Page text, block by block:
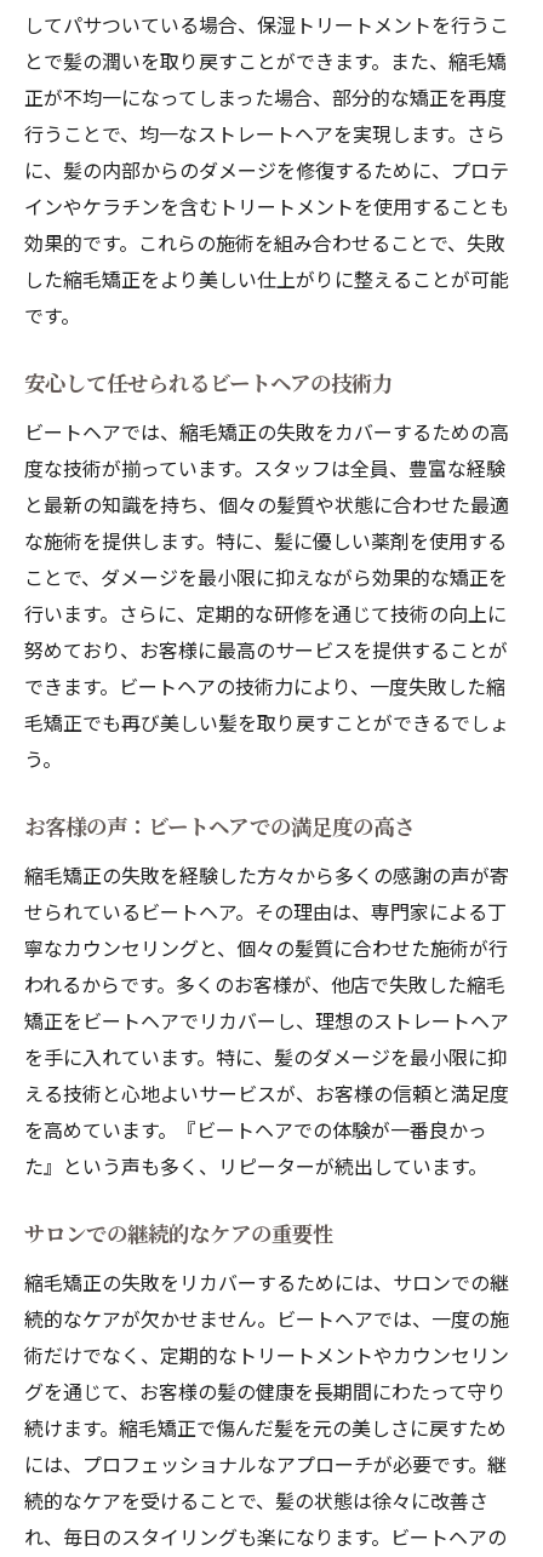
してパサついている場合、保湿トリートメントを行うこ
とで髪の潤いを取り戻すことができます。また、縮毛矯
正が不均一になってしまった場合、部分的な矯正を再度
行うことで、均一なストレートヘアを実現します。さら
に、髪の内部からのダメージを修復するために、プロテ
インやケラチンを含むトリートメントを使用することも
効果的です。これらの施術を組み合わせることで、失敗
した縮毛矯正をより美しい仕上がりに整えることが可能
です。
安心して任せられるビートヘアの技術力
ビートヘアでは、縮毛矯正の失敗をカバーするための高
度な技術が揃っています。スタッフは全員、豊富な経験
と最新の知識を持ち、個々の髪質や状態に合わせた最適
な施術を提供します。特に、髪に優しい薬剤を使用する
ことで、ダメージを最小限に抑えながら効果的な矯正を
行います。さらに、定期的な研修を通じて技術の向上に
努めており、お客様に最高のサービスを提供することが
できます。ビートヘアの技術力により、一度失敗した縮
毛矯正でも再び美しい髪を取り戻すことができるでしょ
う。
お客様の声：ビートヘアでの満足度の高さ
縮毛矯正の失敗を経験した方々から多くの感謝の声が寄
せられているビートヘア。その理由は、専門家による丁
寧なカウンセリングと、個々の髪質に合わせた施術が行
われるからです。多くのお客様が、他店で失敗した縮毛
矯正をビートヘアでリカバーし、理想のストレートヘア
を手に入れています。特に、髪のダメージを最小限に抑
える技術と心地よいサービスが、お客様の信頼と満足度
を高めています。『ビートヘアでの体験が一番良かっ
た』という声も多く、リピーターが続出しています。
サロンでの継続的なケアの重要性
縮毛矯正の失敗をリカバーするためには、サロンでの継
続的なケアが欠かせません。ビートヘアでは、一度の施
術だけでなく、定期的なトリートメントやカウンセリン
グを通じて、お客様の髪の健康を長期間にわたって守り
続けます。縮毛矯正で傷んだ髪を元の美しさに戻すため
には、プロフェッショナルなアプローチが必要です。継
続的なケアを受けることで、髪の状態は徐々に改善さ
れ、毎日のスタイリングも楽になります。ビートヘアの